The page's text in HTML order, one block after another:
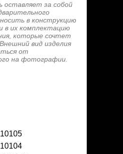
оставляет за собой
в конструкцию
в их комплектацию
которые сочтет
вид изделия
от
на фотографии.